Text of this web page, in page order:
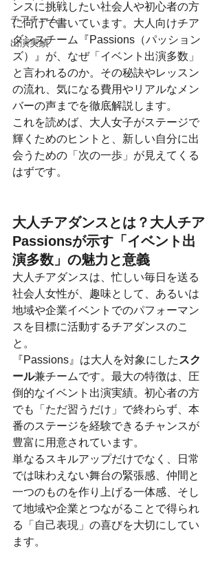
チアチーム
出演実績
ンスに挑戦したい社会人や初心者の方
に向けて書いています。大人向けチア
ダンスチーム『Passions（パッション
ズ）』が、なぜ「イベント出演多数」
と言われるのか。その秘訣やレッスン
の流れ、気になる費用やリアルなメン
バーの声までを徹底解説します。
これを読めば、大人女子がステージで
輝くためのヒントと、新しい自分に出
会うための「次の一歩」が見えてくる
はずです。
大人チアダンスとは？大人チア
Passionsが示す「イベント出
演多数」の魅力と意義
大人チアダンスは、忙しい毎日を送る
社会人女性が、趣味として、あるいは
地域や企業イベントでのパフォーマン
スを目標に活動するチアダンスのこ
と。
『Passions』は大人を対象にした スク
ール兼チームです。最大の特徴は、圧
倒的なイベント出演実績。初心者の方
でも「ただ習うだけ」で終わらず、本
番のステージを経験できるチャンスが
豊富に用意されています。
単なるスキルアップだけでなく、日常
では味わえない舞台の緊張感、仲間と
一つのものを作り上げる一体感、そし
て地域や企業とつながることで得られ
る「自己表現」の喜びを大切にしてい
ます。